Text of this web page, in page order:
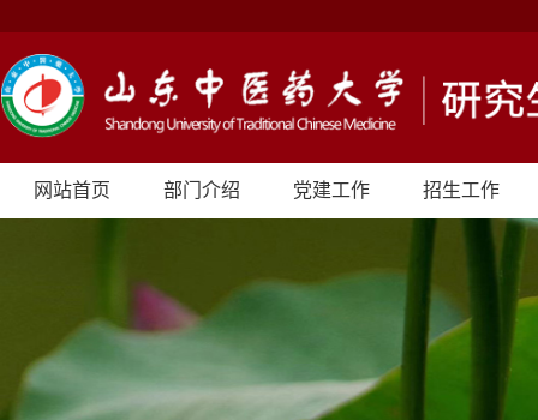
网站首页 部门介绍 党建工作 招生工作